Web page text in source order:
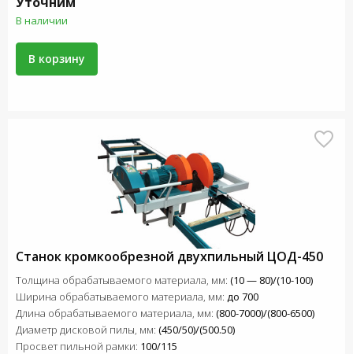
В наличии
В корзину
Станок кромкообрезной двухпильный ЦОД-450
Толщина обрабатываемого материала, мм: (10 — 80)/(10-100)
Ширина обрабатываемого материала, мм: до 700
Длина обрабатываемого материала, мм: (800-7000)/(800-6500)
Диаметр дисковой пилы, мм: (450/50)/(500.50)
Просвет пильной рамки: 100/115